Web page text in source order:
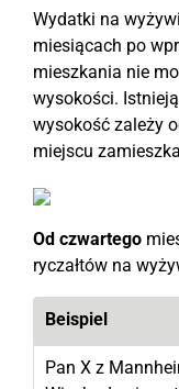
Wydatki na
miesiącach po
mieszkania nie
wysokości.
wysokość zależy
miejscu
Od czwartego
ryczałtów na
Beispiel
Pan X z